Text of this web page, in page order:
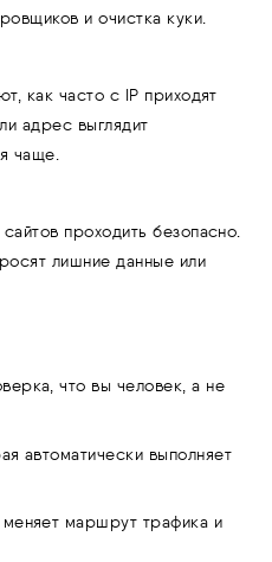
и очистка куки.
как часто с IP приходят
адрес выглядит
чаще.
проходить безопасно.
лишние данные или
что вы человек, а не
автоматически выполняет
маршрут трафика и